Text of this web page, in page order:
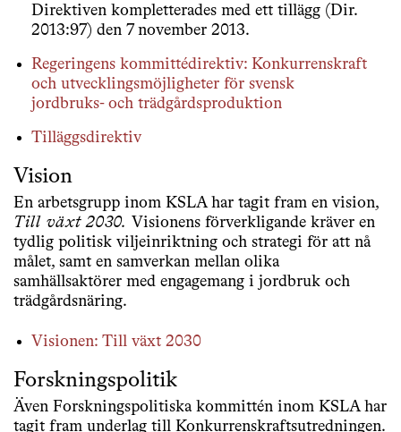
Direktiven kompletterades med ett tillägg (Dir.
2013:97) den 7 november 2013.
Regeringens kommittédirektiv: Konkurrenskraft
och utvecklingsmöjligheter för svensk
jordbruks- och trädgårdsproduktion
Tilläggsdirektiv
Vision
En arbetsgrupp inom KSLA har tagit fram en vision,
Till växt 2030. Visionens förverkligande kräver en
tydlig politisk viljeinriktning och strategi för att nå
målet, samt en samverkan mellan olika
samhällsaktörer med engagemang i jordbruk och
trädgårdsnäring.
Visionen: Till växt 2030
Forskningspolitik
Även Forskningspolitiska kommittén inom KSLA har
tagit fram underlag till Konkurrenskraftsutredningen.